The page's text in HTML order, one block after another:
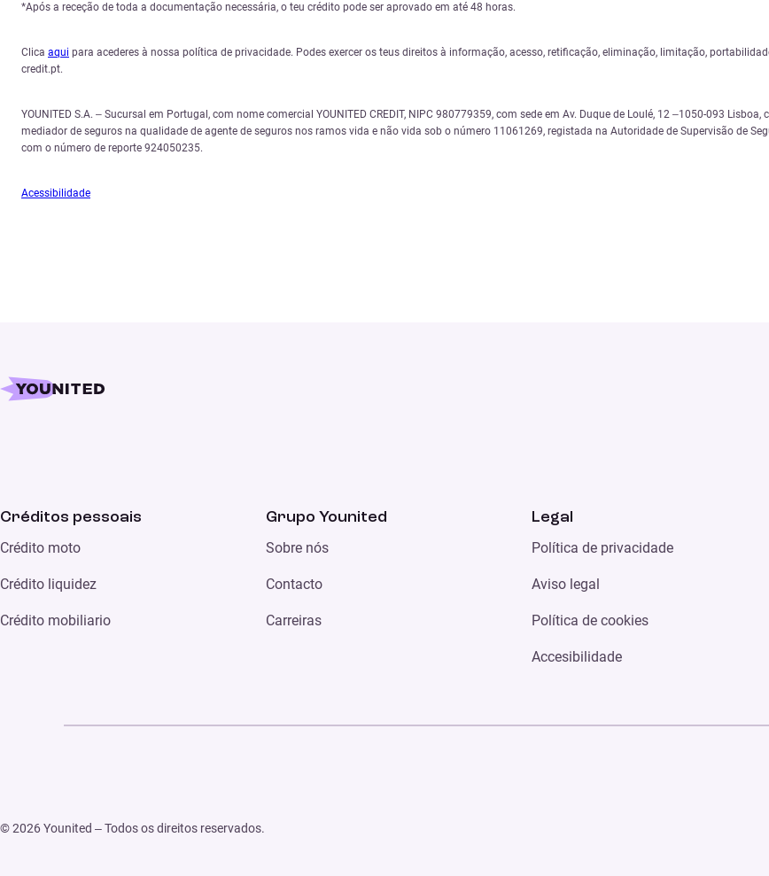
*Após a receção de toda a documentação necessária, o teu crédito pode ser aprovado em até 48 horas.
Clica aqui para acederes à nossa política de privacidade. Podes exercer os teus direitos à informação, acesso, retificação, eliminação, limitação,
credit.pt.
YOUNITED S.A. – Sucursal em Portugal, com nome comercial YOUNITED CREDIT, NIPC 980779359, com sede em Av. Duque de Loulé, 12 –1050-093
mediador de seguros na qualidade de agente de seguros nos ramos vida e não vida sob o número 11061269, registada na Autoridade de Supervisão de
com o número de reporte 924050235.
Acessibilidade
Créditos pessoais
Crédito moto
Crédito liquidez
Crédito mobiliario
Grupo Younited
Sobre nós
Contacto
Carreiras
Legal
Política de privacidade
Aviso legal
Política de cookies
Accesibilidade
© 2026 Younited – Todos os direitos reservados.